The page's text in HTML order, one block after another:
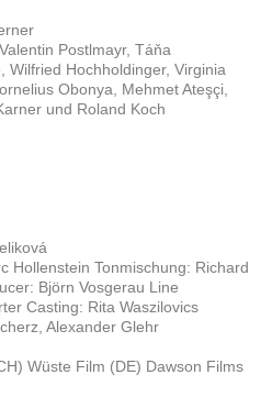
Postlmayr, Táňa
Wilfried Hochholdinger, Virginia
Obonya, Mehmet Ateşçi,
und Roland Koch
Hollenstein Tonmischung: Richard
Björn Vosgerau Line
Casting: Rita Waszilovics
Alexander Glehr
Wüste Film (DE) Dawson Films